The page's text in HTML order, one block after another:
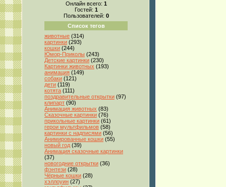
Онлайн всего: 1
Гостей: 1
Пользователей: 0
Список тегов
животные (314)
картинки (293)
кошки (244)
Юмор-Приколы (243)
Детские картинки (230)
Картинки животных (193)
анимация (149)
собаки (121)
дети (119)
котята (111)
поздравительные открытки (97)
клипарт (90)
Анимация животных (83)
Сказочные картинки (76)
прикольные картинки (61)
герои мультфильмов (58)
картинки с надписями (56)
Анимированные кошки (55)
новый год (39)
Анимация сказочные картинки
(37)
новогодние открытки (36)
фэнтези (28)
Чёрные кошки (28)
хэллоуин (27)